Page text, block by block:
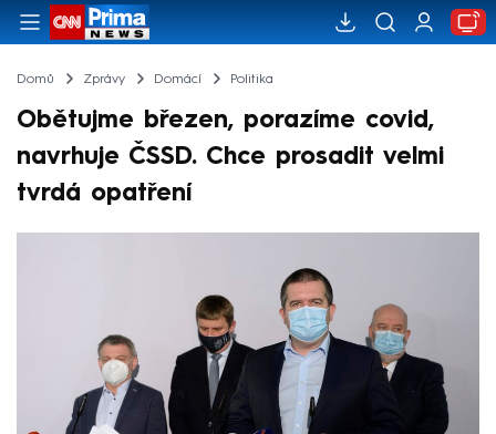
Domů Zprávy Domácí Politika
Obětujme březen, porazíme covid,
navrhuje ČSSD. Chce prosadit velmi
tvrdá opatření